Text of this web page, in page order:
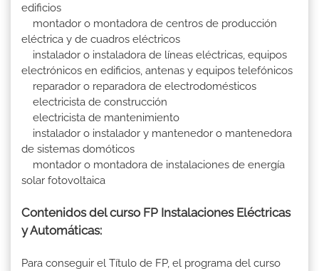
edificios
montador o montadora de centros de producción
eléctrica y de cuadros eléctricos
instalador o instaladora de líneas eléctricas, equipos
electrónicos en edificios, antenas y equipos telefónicos
reparador o reparadora de electrodomésticos
electricista de construcción
electricista de mantenimiento
instalador o instalador y mantenedor o mantenedora
de sistemas domóticos
montador o montadora de instalaciones de energía
solar fotovoltaica
Contenidos del curso FP Instalaciones Eléctricas
y Automáticas:
Para conseguir el Título de FP, el programa del curso